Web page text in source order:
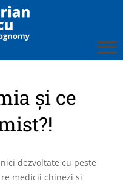
și ce
dezvoltate cu peste
medicii chinezi și